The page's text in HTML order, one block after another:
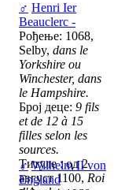
♂ Henri Ier
Beauclerc -
Рођење: 1068,
Selby, dans le
Yorkshire ou
Winchester, dans
le Hampshire.
Број деце: 9 fils
et de 12 à 15
filles selon les
sources.
Титуле : од 2
август 1100, Roi
♂ Wilhelm II von
England